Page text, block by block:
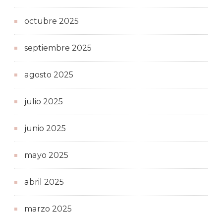
octubre 2025
septiembre 2025
agosto 2025
julio 2025
junio 2025
mayo 2025
abril 2025
marzo 2025